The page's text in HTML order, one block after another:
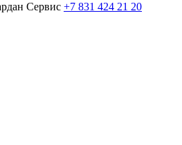
+7 831 424 21 20